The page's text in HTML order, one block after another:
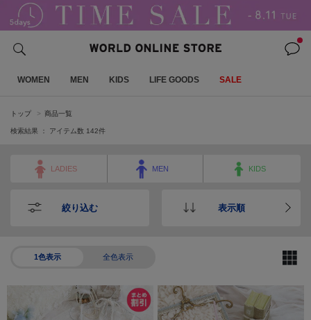
WOMEN MEN KIDS LIFE GOODS SALE
トップ 商品一覧
検索結果 ： アイテム数 142件
LADIES MEN KIDS
絞り込む 表示順
1色表示 全色表示